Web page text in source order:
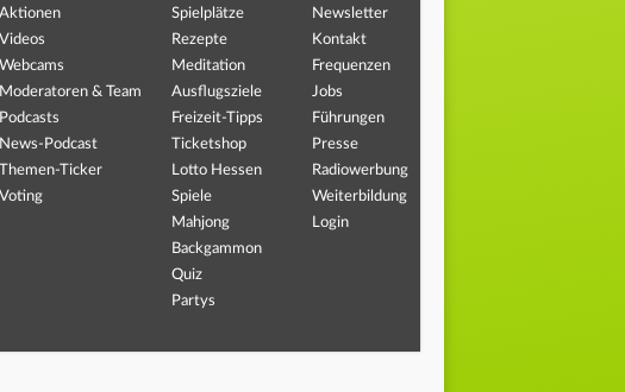
Aktionen
Videos
Webcams
Moderatoren & Team
Podcasts
News-Podcast
Themen-Ticker
Voting
Spielplätze
Rezepte
Meditation
Ausflugsziele
Freizeit-Tipps
Ticketshop
Lotto Hessen
Spiele
Mahjong
Backgammon
Quiz
Partys
Newsletter
Kontakt
Frequenzen
Jobs
Führungen
Presse
Radiowerbung
Weiterbildung
Login